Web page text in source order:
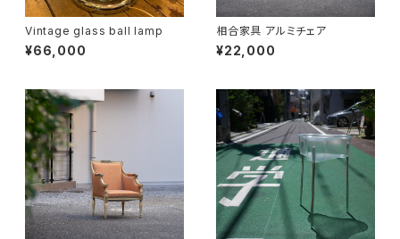
Vintage glass ball lamp
¥66,000
相合家具 アルミチェア
¥22,000